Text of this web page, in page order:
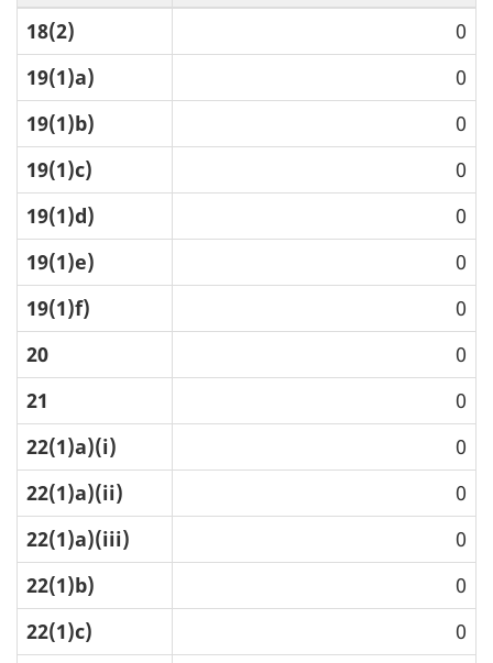
18(2)
0
19(1)a)
0
19(1)b)
0
19(1)c)
0
19(1)d)
0
19(1)e)
0
19(1)f)
0
20
0
21
0
22(1)a)(i)
0
22(1)a)(ii)
0
22(1)a)(iii)
0
22(1)b)
0
22(1)c)
0